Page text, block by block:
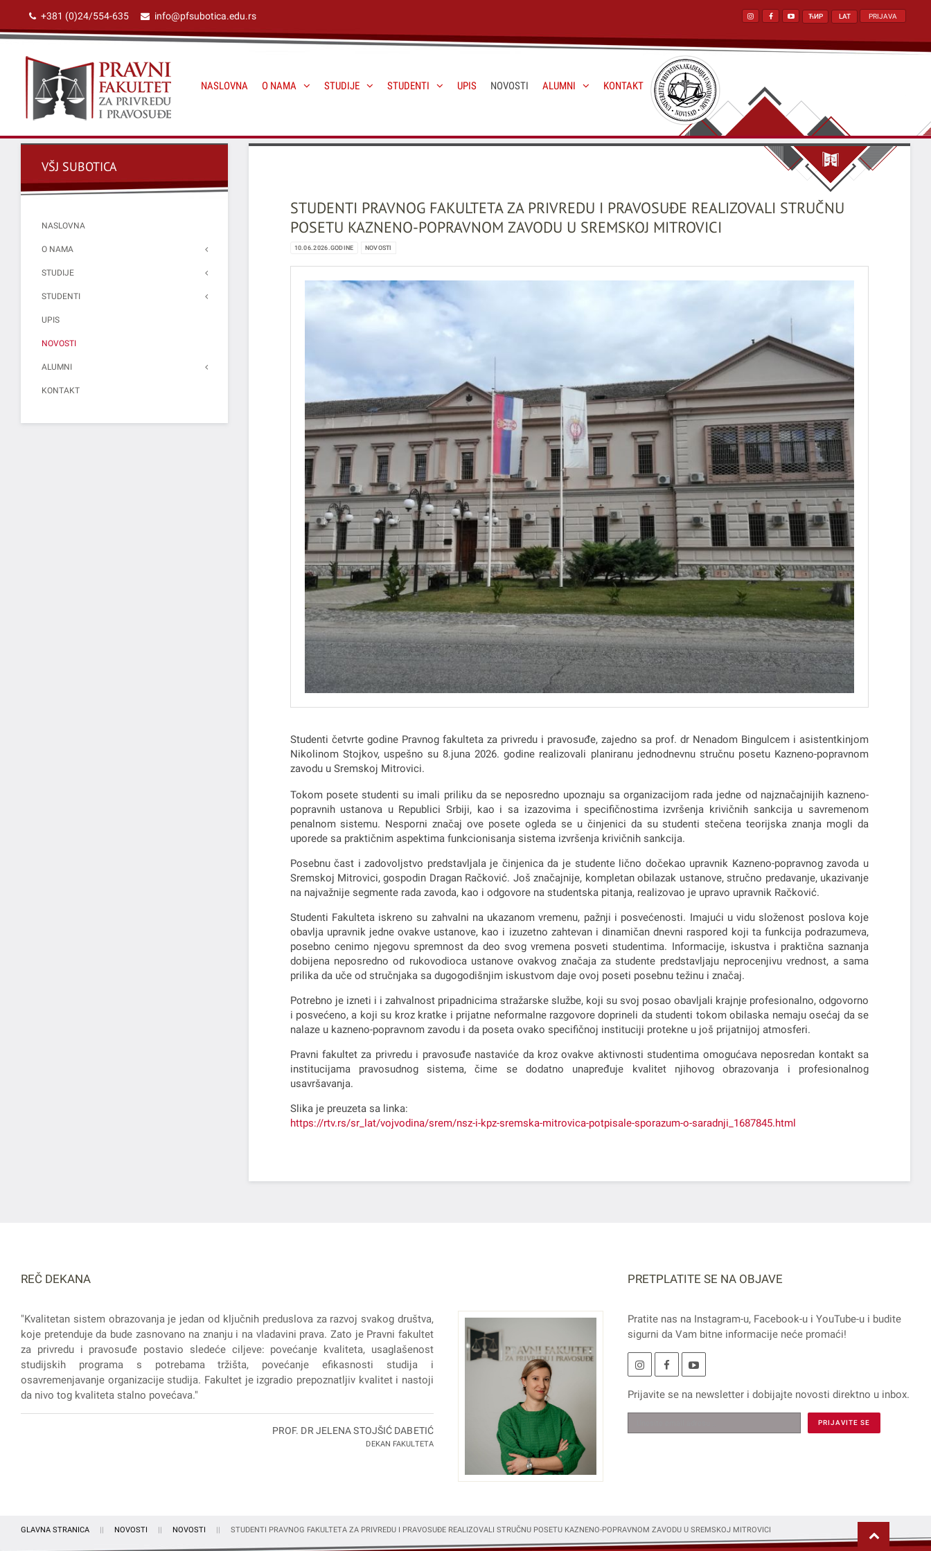
+381 (0)24/554-635 info@pfsubotica.edu.rs PRIJAVA
ЋИР LAT
NASLOVNA O NAMA STUDIJE STUDENTI UPIS NOVOSTI ALUMNI KONTAKT
STUDENTI PRAVNOG FAKULTETA ZA PRIVREDU I PRAVOSUĐE REALIZOVALI STRUČNU
POSETU KAZNENO-POPRAVNOM ZAVODU U SREMSKOJ MITROVICI
10.06.2026.GODINE NOVOSTI
Studenti četvrte godine Pravnog fakulteta za privredu i pravosuđe, zajedno sa prof. dr Nenadom Bingulcem i asistentkinjom
Nikolinom Stojkov, uspešno su 8.juna 2026. godine realizovali planiranu jednodnevnu stručnu posetu Kazneno-popravnom
zavodu u Sremskoj Mitrovici.
Tokom posete studenti su imali priliku da se neposredno upoznaju sa organizacijom rada jedne od najznačajnijih kazneno-
popravnih ustanova u Republici Srbiji, kao i sa izazovima i specifičnostima izvršenja krivičnih sankcija u savremenom
penalnom sistemu. Nesporni značaj ove posete ogleda se u činjenici da su studenti stečena teorijska znanja mogli da
uporede sa praktičnim aspektima funkcionisanja sistema izvršenja krivičnih sankcija.
Posebnu čast i zadovoljstvo predstavljala je činjenica da je studente lično dočekao upravnik Kazneno-popravnog zavoda u
Sremskoj Mitrovici, gospodin Dragan Račković. Još značajnije, kompletan obilazak ustanove, stručno predavanje, ukazivanje
na najvažnije segmente rada zavoda, kao i odgovore na studentska pitanja, realizovao je upravo upravnik Račković.
Studenti Fakulteta iskreno su zahvalni na ukazanom vremenu, pažnji i posvećenosti. Imajući u vidu složenost poslova koje
obavlja upravnik jedne ovakve ustanove, kao i izuzetno zahtevan i dinamičan dnevni raspored koji ta funkcija podrazumeva,
posebno cenimo njegovu spremnost da deo svog vremena posveti studentima. Informacije, iskustva i praktična saznanja
dobijena neposredno od rukovodioca ustanove ovakvog značaja za studente predstavljaju neprocenjivu vrednost, a sama
prilika da uče od stručnjaka sa dugogodišnjim iskustvom daje ovoj poseti posebnu težinu i značaj.
Potrebno je izneti i i zahvalnost pripadnicima stražarske službe, koji su svoj posao obavljali krajnje profesionalno, odgovorno
i posvećeno, a koji su kroz kratke i prijatne neformalne razgovore doprineli da studenti tokom obilaska nemaju osećaj da se
nalaze u kazneno-popravnom zavodu i da poseta ovako specifičnoj instituciji protekne u još prijatnijoj atmosferi.
Pravni fakultet za privredu i pravosuđe nastaviće da kroz ovakve aktivnosti studentima omogućava neposredan kontakt sa
institucijama pravosudnog sistema, čime se dodatno unapređuje kvalitet njihovog obrazovanja i profesionalnog
usavršavanja.
Slika je preuzeta sa linka:
https://rtv.rs/sr_lat/vojvodina/srem/nsz-i-kpz-sremska-mitrovica-potpisale-sporazum-o-saradnji_1687845.html
VŠJ SUBOTICA
NASLOVNA
O NAMA
STUDIJE
STUDENTI
UPIS
NOVOSTI
ALUMNI
KONTAKT
REČ DEKANA
"Kvalitetan sistem obrazovanja je jedan od ključnih preduslova za razvoj svakog društva,
koje pretenduje da bude zasnovano na znanju i na vladavini prava. Zato je Pravni fakultet
za privredu i pravosuđe postavio sledeće ciljeve: povećanje kvaliteta, usaglašenost
studijskih programa s potrebama tržišta, povećanje efikasnosti studija i
osavremenjavanje organizacije studija. Fakultet je izgradio prepoznatljiv kvalitet i nastoji
da nivo tog kvaliteta stalno povećava."
PROF. DR JELENA STOJŠIĆ DABETIĆ
DEKAN FAKULTETA
PRETPLATITE SE NA OBJAVE
Pratite nas na Instagram-u, Facebook-u i YouTube-u i budite
sigurni da Vam bitne informacije neće promaći!
Prijavite se na newsletteri dobijajte novosti direktno u inbox.
GLAVNA STRANICA NOVOSTI NOVOSTI STUDENTI PRAVNOG FAKULTETA ZA PRIVREDU I PRAVOSUĐE REALIZOVALI STRUČNU POSETU KAZNENO-POPRAVNOM ZAVODU U SREMSKOJ MITROVICI